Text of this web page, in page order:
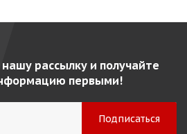
рассылку и получайте
первыми!